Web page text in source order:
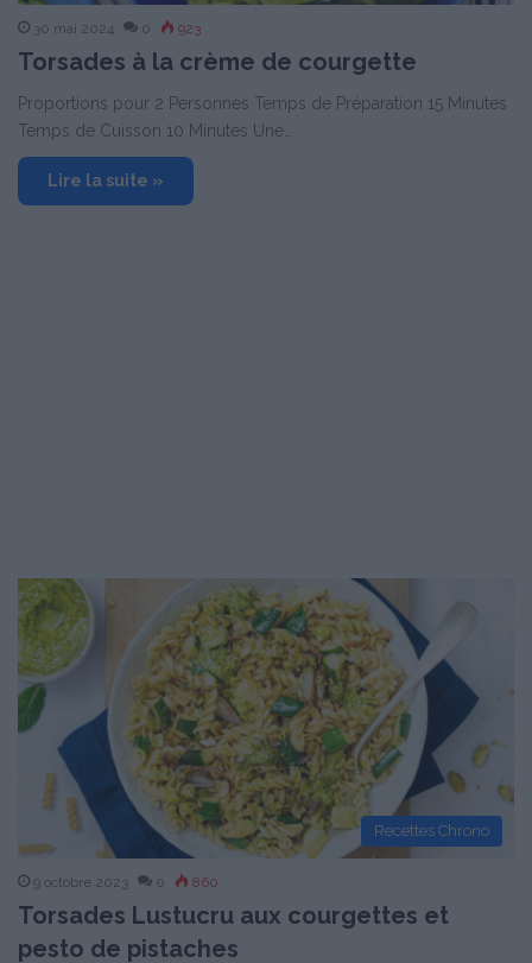
30 mai 2024 0 923
Torsades à la crème de courgette
Proportions pour 2 Personnes Temps de Préparation 15 Minutes
Temps de Cuisson 10 Minutes Une…
Lire la suite »
Recettes Chrono
9 octobre 2023 0 860
Torsades Lustucru aux courgettes et
pesto de pistaches